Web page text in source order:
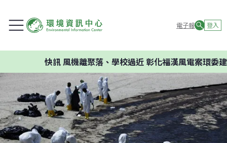
電子報 登入
風機離聚落、學校過近 彰化福漢風電案環委建議不應